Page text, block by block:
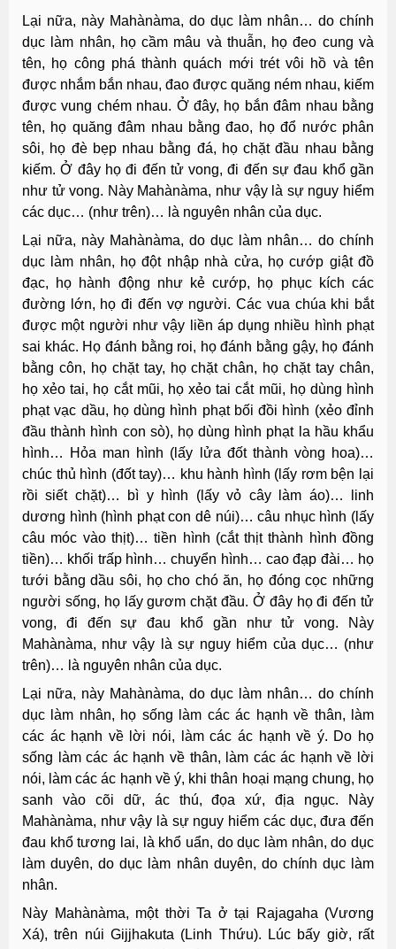
Lại nữa, này Mahànàma, do dục làm nhân… do chính
dục làm nhân, họ cầm mâu và thuẫn, họ đeo cung và
tên, họ công phá thành quách mới trét vôi hồ và tên
được nhắm bắn nhau, đao được quăng ném nhau, kiếm
được vung chém nhau. Ở đây, họ bắn đâm nhau bằng
tên, họ quăng đâm nhau bằng đao, họ đổ nước phân
sôi, họ đè bẹp nhau bằng đá, họ chặt đầu nhau bằng
kiếm. Ở đây họ đi đến tử vong, đi đến sự đau khổ gần
như tử vong. Này Mahànàma, như vậy là sự nguy hiểm
các dục… (như trên)… là nguyên nhân của dục.
Lại nữa, này Mahànàma, do dục làm nhân… do chính
dục làm nhân, họ đột nhập nhà cửa, họ cướp giật đồ
đạc, họ hành động như kẻ cướp, họ phục kích các
đường lớn, họ đi đến vợ người. Các vua chúa khi bắt
được một người như vậy liền áp dụng nhiều hình phạt
sai khác. Họ đánh bằng roi, họ đánh bằng gậy, họ đánh
bằng côn, họ chặt tay, họ chặt chân, họ chặt tay chân,
họ xẻo tai, họ cắt mũi, họ xẻo tai cắt mũi, họ dùng hình
phạt vạc dầu, họ dùng hình phạt bối đồi hình (xẻo đỉnh
đầu thành hình con sò), họ dùng hình phạt la hầu khẩu
hình… Hỏa man hình (lấy lửa đốt thành vòng hoa)…
chúc thủ hình (đốt tay)… khu hành hình (lấy rơm bện lại
rồi siết chặt)… bì y hình (lấy vỏ cây làm áo)… linh
dương hình (hình phạt con dê núi)… câu nhục hình (lấy
câu móc vào thịt)… tiền hình (cắt thịt thành hình đồng
tiền)… khối trấp hình… chuyển hình… cao đạp đài… họ
tưới bằng dầu sôi, họ cho chó ăn, họ đóng cọc những
người sống, họ lấy gươm chặt đầu. Ở đây họ đi đến tử
vong, đi đến sự đau khổ gần như tử vong. Này
Mahànàma, như vậy là sự nguy hiểm của dục… (như
trên)… là nguyên nhân của dục.
Lại nữa, này Mahànàma, do dục làm nhân… do chính
dục làm nhân, họ sống làm các ác hạnh về thân, làm
các ác hạnh về lời nói, làm các ác hạnh về ý. Do họ
sống làm các ác hạnh về thân, làm các ác hạnh về lời
nói, làm các ác hạnh về ý, khi thân hoại mạng chung, họ
sanh vào cõi dữ, ác thú, đọa xứ, địa ngục. Này
Mahànàma, như vậy là sự nguy hiểm các dục, đưa đến
đau khổ tương lai, là khổ uẩn, do dục làm nhân, do dục
làm duyên, do dục làm nhân duyên, do chính dục làm
nhân.
Này Mahànàma, một thời Ta ở tại Rajagaha (Vương
Xá), trên núi Gijjhakuta (Linh Thứu). Lúc bấy giờ, rất